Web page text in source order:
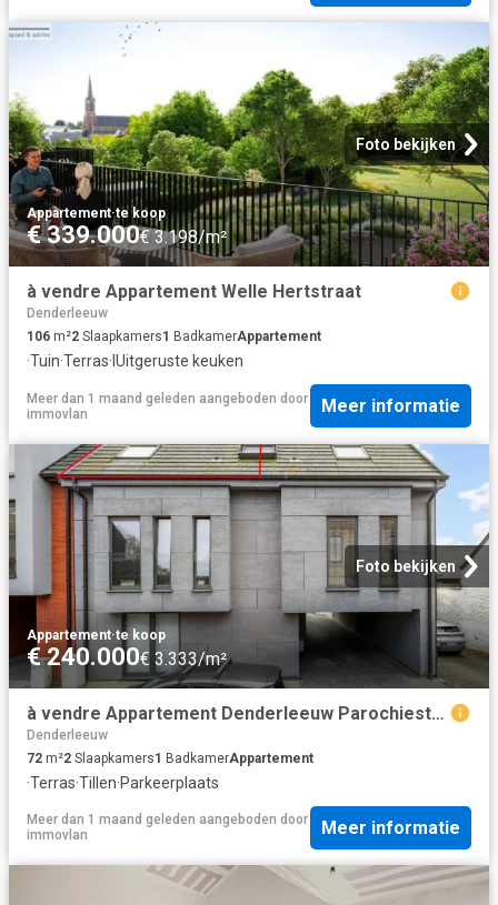
Foto bekijken
Appartement·te koop
€ 339.000€ 3.198/m²
à vendre Appartement Welle Hertstraat
Denderleeuw
106 m²2 Slaapkamers1 BadkamerAppartement
·Tuin·Terras· IUitgeruste keuken
Meer dan 1 maand geleden aangeboden door
immovlan
Meer informatie
Foto bekijken
Appartement·te koop
€ 240.000€ 3.333/m²
à vendre Appartement Denderleeuw Parochiestraat
Denderleeuw
72 m²2 Slaapkamers1 BadkamerAppartement
·Terras·Tillen·Parkeerplaats
Meer dan 1 maand geleden aangeboden door
immovlan
Meer informatie